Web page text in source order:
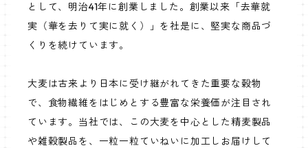
として、明治41年に創業しました。創業以来「去華就
実（華を去りて実に就く）」を社是に、堅実な商品づ
くりを続けています。
大麦は古来より日本に受け継がれてきた重要な穀物
で、食物繊維をはじめとする豊富な栄養価が注目され
ています。当社では、この大麦を中心とした精麦製品
や雑穀製品を、一粒一粒ていねいに加工しお届けして